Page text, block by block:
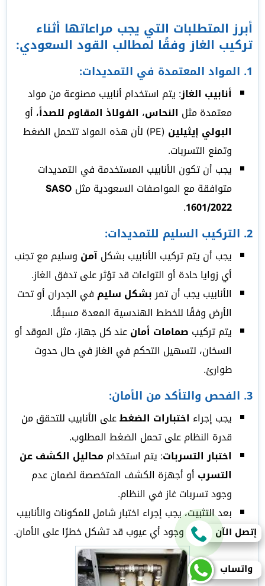
أبرز المتطلبات التي يجب مراعاتها أثناء
تركيب الغاز وفقًا لمطالب القود السعودي:
1. المواد المعتمدة في التمديدات:
أنابيب الغاز: يتم استخدام أنابيب مصنوعة من مواد
معتمدة مثل النحاس، الفولاذ المقاوم للصدأ، أو
البولي إيثيلين
(PE) لأن هذه المواد تتحمل الضغط
وتمنع التسربات.
يجب أن تكون الأنابيب المستخدمة في التمديدات
متوافقة مع المواصفات السعودية مثل SASO
1601/2022
.
2. التركيب السليم للتمديدات:
يجب أن يتم تركيب الأنابيب بشكلآمن وسليم مع تجنب
أي زوايا حادة أو التواءات قد تؤثر على تدفق الغاز.
الأنابيب يجب أن تمربشكل سليم في الجدران أو تحت
الأرض وفقًا للخطط الهندسية المعدة مسبقًا.
يتم تركيب صمامات أمانعند كل جهاز، مثل الموقد أو
السخان، لتسهيل التحكم في الغاز في حال حدوث
طوارئ.
3. الفحص والتأكد من الأمان:
يجب إجراء اختبارات الضغطعلى الأنابيب للتحقق من
قدرة النظام على تحمل الضغط المطلوب.
اختبار التسربات: يتم استخداممحاليل الكشف عن
التسرب أو أجهزة الكشف المتخصصة لضمان عدم
وجود تسربات غاز في النظام.
بعد التثبيت، يجب إجراء اختبار شامل للمكونات والأنابيب
لضمان عدم وجود أي عيوب قد تشكل خطرًا على الأمان.إتصل الآن
واتساب